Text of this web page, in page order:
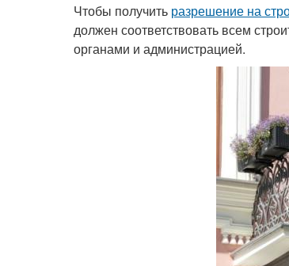
Чтобы получить разрешение на
должен соответствовать всем
органами и администрацией.